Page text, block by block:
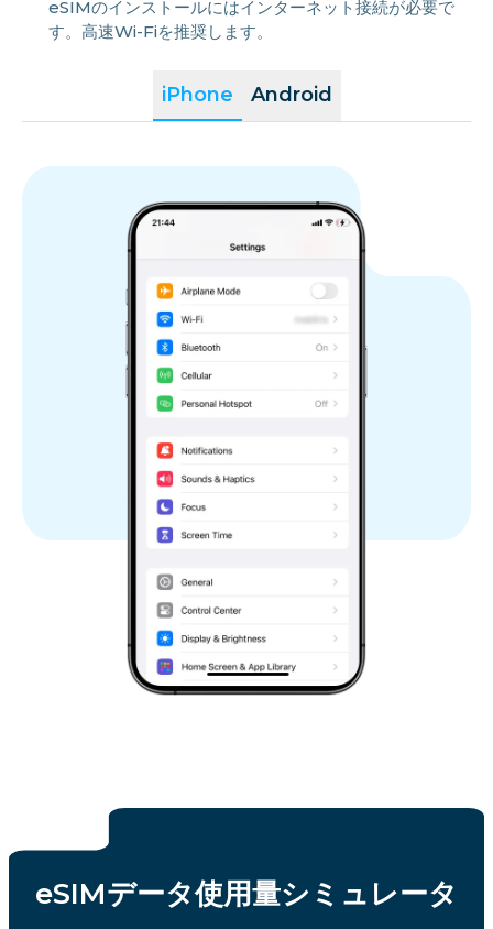
iPhone Android
eSIMのインストールにはインターネット接続が必要で
す。高速Wi-Fiを推奨します。
eSIMデータ使用量シミュレータ